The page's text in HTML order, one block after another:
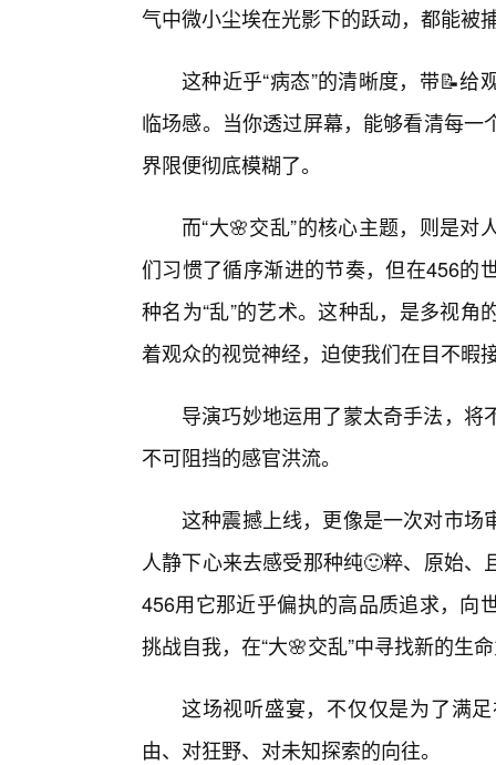
气中微小尘埃在光影下的跃动，都能被
这种近乎“病态”的清晰度，带📝
临场感。当你透过屏幕，能够看清每
界限便彻底模糊了。
而“大🌸交乱”的核心主题，则是
们习惯了循序渐进的节奏，但在456的
种名为“乱”的艺术。这种乱，是多视
着观众的视觉神经，迫使我们在目不暇
导演巧妙地运用了蒙太奇手法，
不可阻挡的感官洪流。
这种震撼上线，更像是一次对市场
人静下心来去感受那种纯🙂粹、原始
456用它那近乎偏执的高品质追求，向
挑战自我，在“大🌸交乱”中寻找新的生
这场视听盛宴，不仅仅是为了满
由、对狂野、对未知探索的向往。